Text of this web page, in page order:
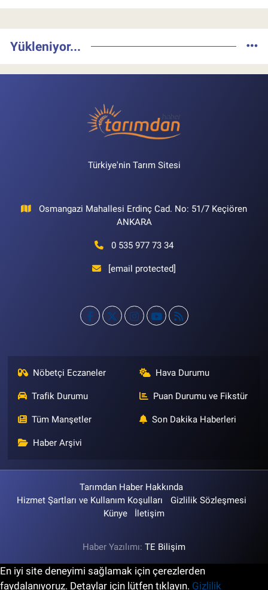
Yükleniyor...
Türkiye'nin Tarım Sitesi
Osmangazi Mahallesi Erdinç Cad. No: 51/7 Keçiören
ANKARA
0 535 977 73 34
[email protected]
Nöbetçi Eczaneler Hava Durumu
Trafik Durumu Puan Durumu ve Fikstür
Tüm Manşetler Son Dakika Haberleri
Haber Arşivi
Tarımdan Haber Hakkında
Hizmet Şartları ve Kullanım Koşulları
Gizlilik Sözleşmesi
Künye
İletişim
Haber Yazılımı: TE Bilişim
En iyi site deneyimi sağlamak için çerezlerden
faydalanıyoruz. Detaylar için lütfen tıklayın. Gizlilik